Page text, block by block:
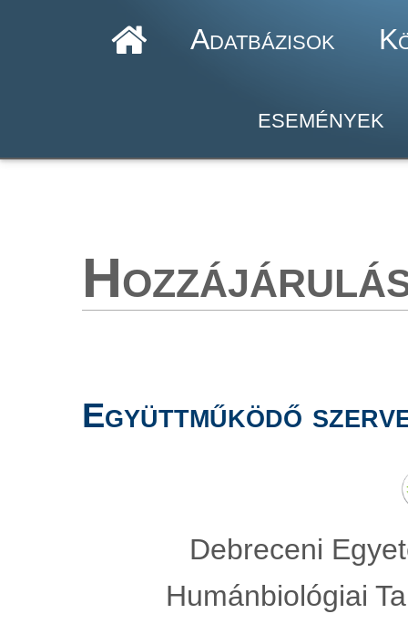
Adatbázisok
események
Együttműködő
Debreceni
Humánbiológiai